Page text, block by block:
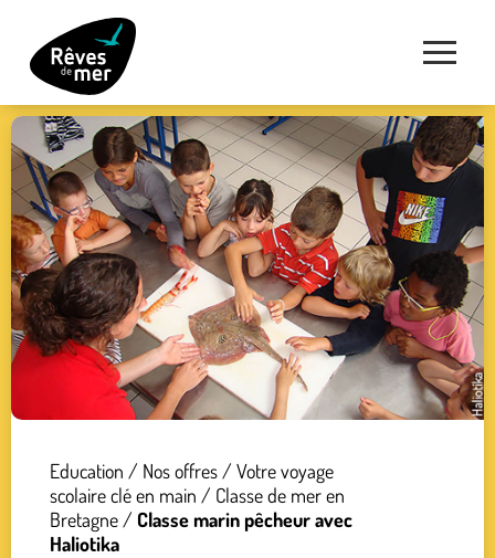
Education / Nos offres / Votre voyage
scolaire clé en main / Classe de mer en
Bretagne / Classe marin pêcheur avec
Haliotika